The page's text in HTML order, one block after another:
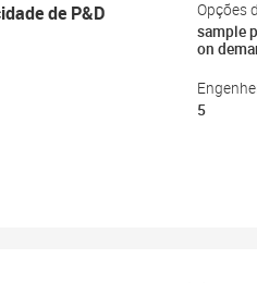
de P&D
Opções
sample
on
5